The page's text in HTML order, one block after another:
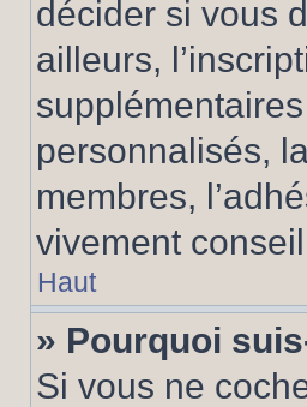
décider si vous
ailleurs,
personnalisés,
membres,
vivement
Haut
» Pourquoi
Si vous ne